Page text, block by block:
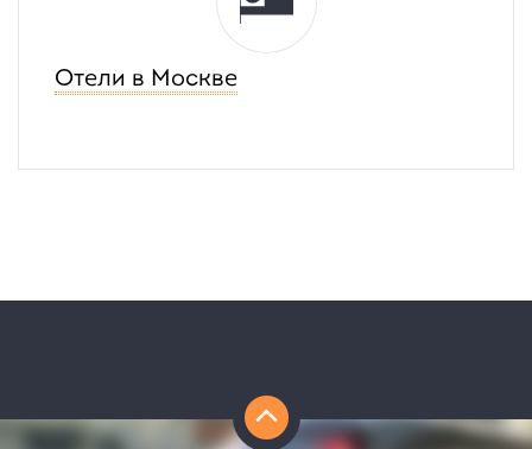
Отели в Москве